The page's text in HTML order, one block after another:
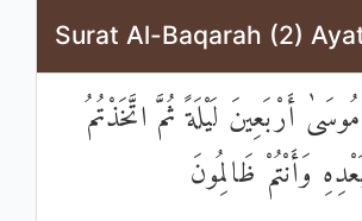
Surat Al-Baqarah (2)
أَرْبَعِينَ لَيْلَةً ثُمَّ اتَّخَذْتُمُ
وَأَنْتُمْ ظَالِمُونَ